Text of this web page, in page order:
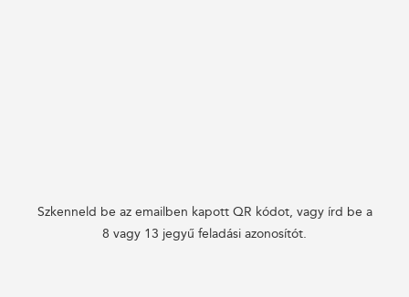
Szkenneld be az emailben kapott QR kódot, vagy írd be a
8 vagy 13 jegyű feladási azonosítót.